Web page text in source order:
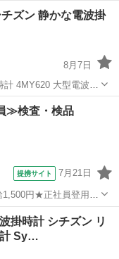
ズン 静かな電波掛
8月7日
4MY620 大型電波掛
フレーム掛け時計で
ブランド：
≫検査・検品
提携サイト 7月21日
1,500円★正社員登用制
無料駐車場あり！《三
掛時計 シチズン リ
計 Sy…